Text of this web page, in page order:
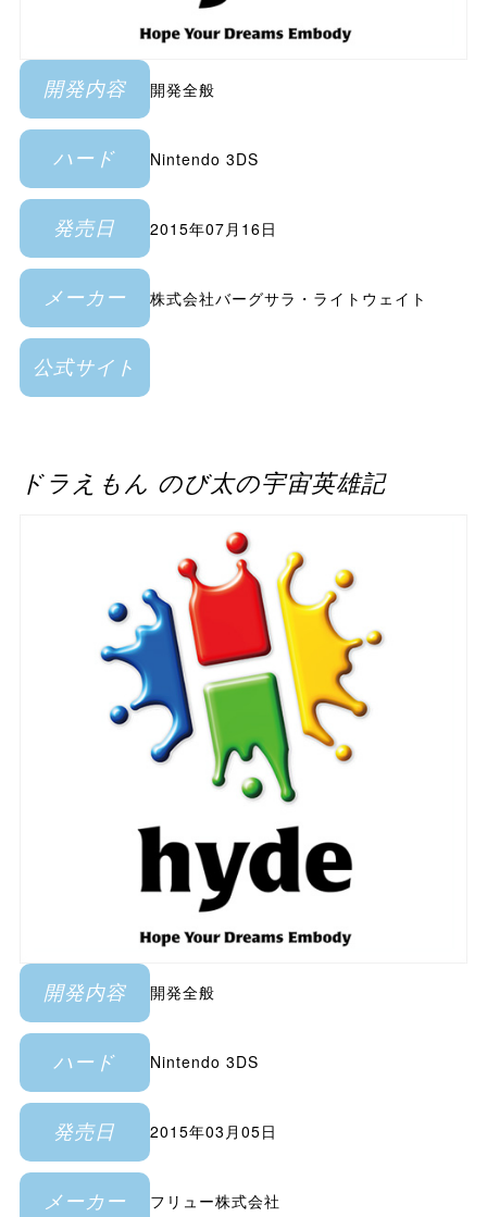
開発内容 開発全般
ハード Nintendo 3DS
発売日 2015年07月16日
メーカー 株式会社バーグサラ・ライトウェイト
公式サイト
ドラえもん のび太の宇宙英雄記
開発内容 開発全般
ハード Nintendo 3DS
発売日 2015年03月05日
メーカー フリュー株式会社